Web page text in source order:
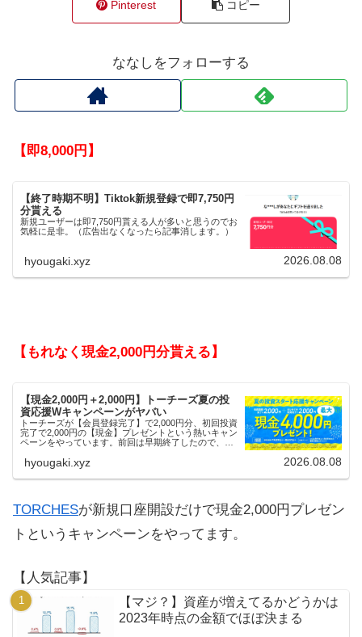
Pinterest コピー
ななしをフォローする
【即8,000円】
【終了時期不明】Tiktok新規登録で即7,750円
分貰える
新規ユーザーは即7,750円貰える人が多いと思うのでお
気軽に是非。（広告出なくなったら記事消します。）
hyougaki.xyz 2026.08.08
【もれなく現金2,000円分貰える】
【現金2,000円＋2,000円】トーチーズ夏の投
資応援Wキャンペーンがヤバい
トーチーズが【会員登録完了】で2,000円分、初回投資
完了で2,000円の【現金】プレゼントという熱いキャン
ペーンをやっています。前回は早期終了したので、使
hyougaki.xyz 2026.08.08
TORCHESが新規口座開設だけで現金2,000円プレゼン
トというキャンペーンをやってます。
【人気記事】
【マジ？】資産が増えてるかどうかは
2023年時点の金額でほぼ決まる